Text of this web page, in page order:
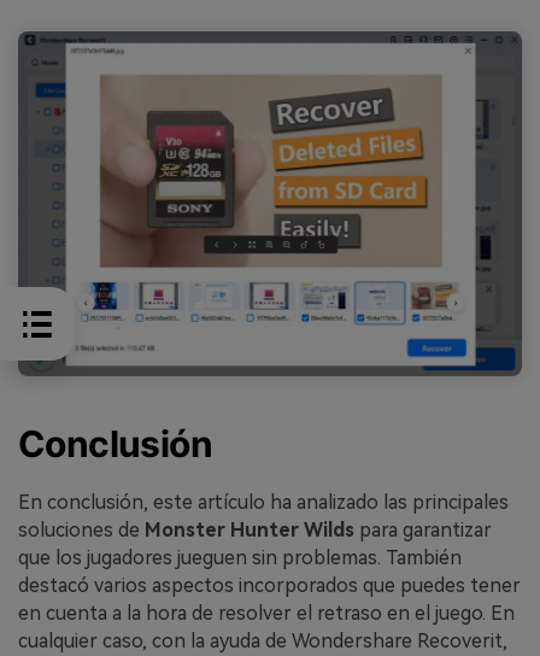
Conclusión
En conclusión, este artículo ha analizado las principales
soluciones de Monster Hunter Wilds para garantizar
que los jugadores jueguen sin problemas. También
destacó varios aspectos incorporados que puedes tener
en cuenta a la hora de resolver el retraso en el juego. En
cualquier caso, con la ayuda de Wondershare Recoverit,